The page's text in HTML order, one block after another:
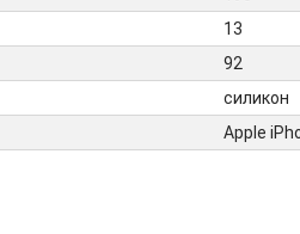
13
92
силикон
Apple